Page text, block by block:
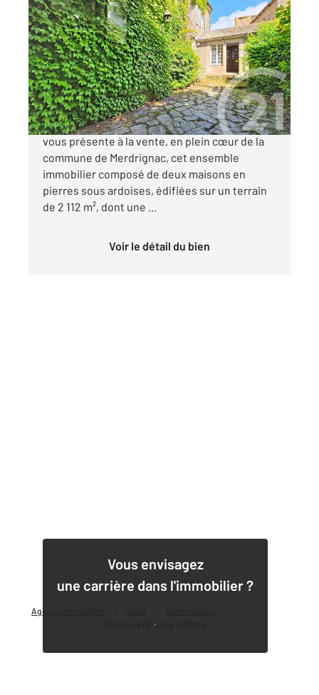
Agence immobilière
MERDRIGNAC 22
374 m2, 23 pièces
Ref : 4163
Maison à vendre
312 800 €
Marina MARGELY Century 21 Dréano Immobilier
vous présente à la vente, en plein cœur de la
commune de Merdrignac, cet ensemble
immobilier composé de deux maisons en
pierres sous ardoises, édifiées sur un terrain
de 2 112 m², dont une ...
Voir le détail du bien
Vous envisagez
une carrière dans l'immobilier ?
Découvrir nos offres
1